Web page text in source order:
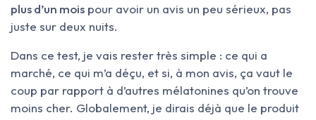
plus d’un mois pour avoir un avis un peu sérieux, pas
juste sur deux nuits.
Dans ce test, je vais rester très simple : ce qui a
marché, ce qui m’a déçu, et si, à mon avis, ça vaut le
coup par rapport à d’autres mélatonines qu’on trouve
moins cher. Globalement, je dirais déjà que le produit